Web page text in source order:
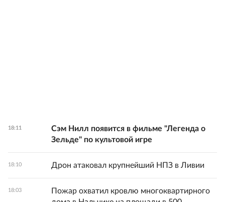
18:11
Сэм Нилл появится в фильме "Легенда о
Зельде" по культовой игре
18:10 Дрон атаковал крупнейший НПЗ в Ливии
18:03
Пожар охватил кровлю многоквартирного